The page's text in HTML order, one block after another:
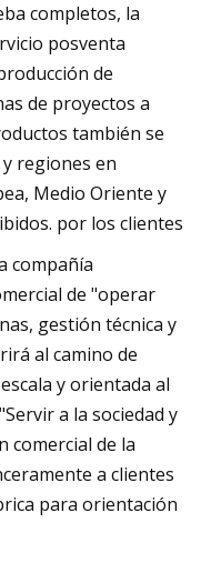
completos, la
posventa
de
de proyectos a
también se
regiones en
Medio Oriente y
por los clientes
compañía
de "operar
gestión técnica y
al camino de
y orientada al
a la sociedad y
comercial de la
a clientes
para orientación